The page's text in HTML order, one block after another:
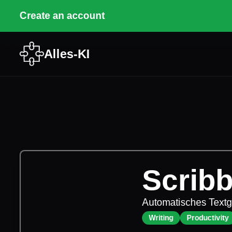
Create an account
Alles-KI
Automatisches
Writing Productivity